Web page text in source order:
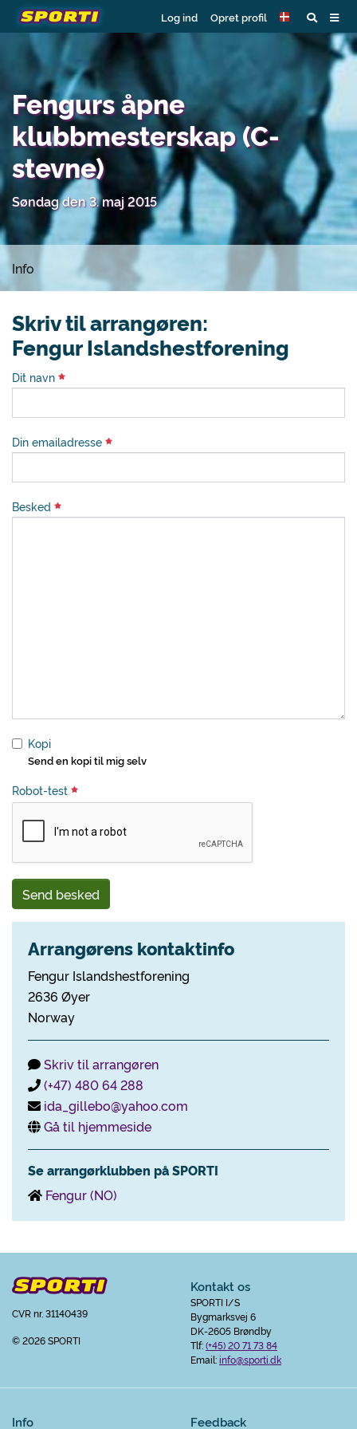
Log ind Opret profil
Fengurs åpne
klubbmesterskap (C-
stevne)
Søndag den 3. maj 2015
Info
Skriv til arrangøren:
Fengur Islandshestforening
Dit navn
Din emailadresse
Besked
Kopi
Send en kopi til mig selv
Robot-test
Send besked
Arrangørens kontaktinfo
Fengur Islandshestforening
2636 Øyer
Norway
Skriv til arrangøren
(+47) 480 64 288
ida_gillebo@yahoo.com
Gå til hjemmeside
Se arrangørklubben på SPORTI
Fengur (NO)
CVR nr. 31140439
© 2026 SPORTI
Kontakt os
SPORTI I/S
Bygmarksvej 6
DK-2605 Brøndby
Tlf:(+45) 20 71 73 84
Email:info@sporti.dk
Info Feedback